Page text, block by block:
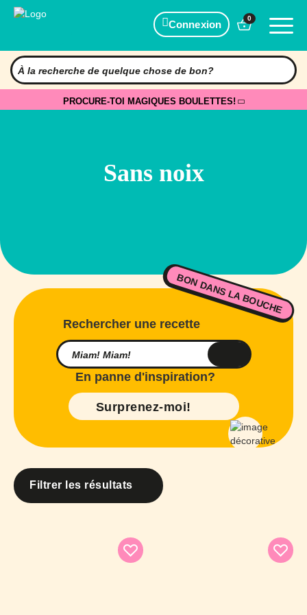
Connexion
0
PROCURE-TOI MAGIQUES BOULETTES!
Sans noix
BON DANS LA BOUCHE
Rechercher une recette
En panne d'inspiration?
Surprenez-moi!
Filtrer les résultats